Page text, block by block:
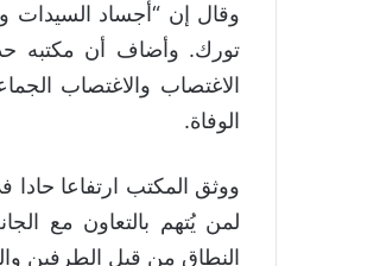
وقال إن “أجساد السيدات
الاغتصاب والاغتصاب
الوفاة.
ووثق المكتب ارتفاعا حادا
لمن يُتهم بالتعاون مع
النطاق من قبل الطرفين